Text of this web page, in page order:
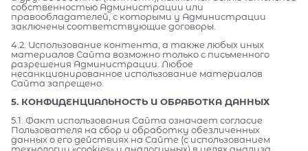
собственностью Администрации или
правообладателей, с которыми у Администрации
заключены соответствующие договоры.
4.2. Использование контента, а также любых иных
материалов Сайта возможно только с письменного
разрешения Администрации. Любое
несанкционированное использование материалов
Сайта запрещено.
5. КОНФИДЕНЦИАЛЬНОСТЬ И ОБРАБОТКА ДАННЫХ
5.1. Факт использования Сайта означает согласие
Пользователя на сбор и обработку обезличенных
данных о его действиях на Сайте (с использованием